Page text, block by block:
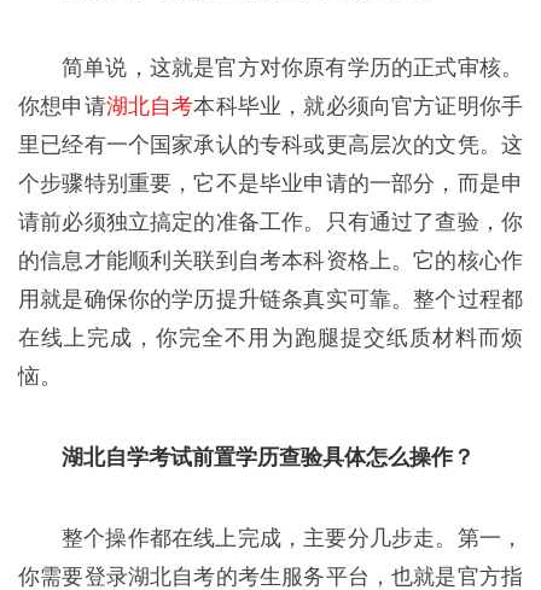
简单说，这就是官方对你原有学历的正式审核。
你想申请湖北自考本科毕业，就必须向官方证明你手
里已经有一个国家承认的专科或更高层次的文凭。这
个步骤特别重要，它不是毕业申请的一部分，而是申
请前必须独立搞定的准备工作。只有通过了查验，你
的信息才能顺利关联到自考本科资格上。它的核心作
用就是确保你的学历提升链条真实可靠。整个过程都
在线上完成，你完全不用为跑腿提交纸质材料而烦
恼。
湖北自学考试前置学历查验具体怎么操作？
整个操作都在线上完成，主要分几步走。第一，
你需要登录湖北自考的考生服务平台，也就是官方指